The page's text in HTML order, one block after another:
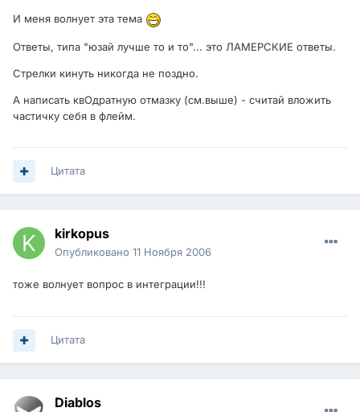
И меня волнует эта тема
Ответы, типа "юзай лучше то и то"... это ЛАМЕРСКИЕ ответы.
Стрелки кинуть никогда не поздно.
А написать квОдратную отмазку (см.выше) - считай вложить
частичку себя в флейм.
Цитата
kirkopus
Опубликовано 11 Ноября 2006
тоже волнует вопрос в интеграции!!!
Цитата
Diablos